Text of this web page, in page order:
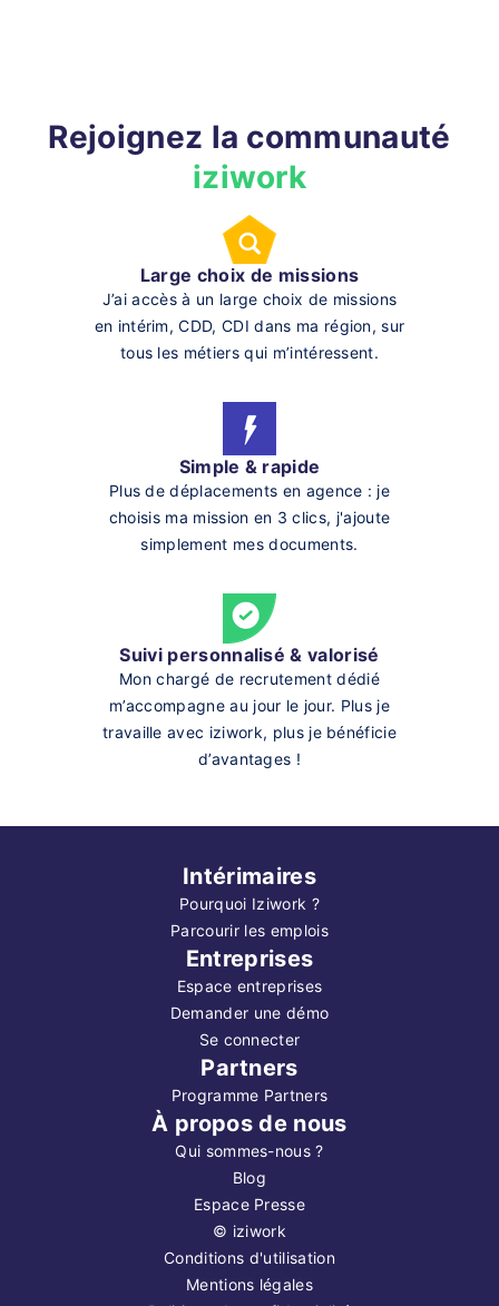
Rejoignez la communauté
iziwork
Large choix de missions
J’ai accès à un large choix de missions
en intérim, CDD, CDI dans ma région, sur
tous les métiers qui m’intéressent.
Simple & rapide
Plus de déplacements en agence : je
choisis ma mission en 3 clics, j'ajoute
simplement mes documents.
Suivi personnalisé & valorisé
Mon chargé de recrutement dédié
m’accompagne au jour le jour. Plus je
travaille avec iziwork, plus je bénéficie
d’avantages !
Intérimaires
Pourquoi Iziwork ?
Parcourir les emplois
Entreprises
Espace entreprises
Demander une démo
Se connecter
Partners
Programme Partners
À propos de nous
Qui sommes-nous ?
Blog
Espace Presse
© iziwork
Conditions d'utilisation
Mentions légales